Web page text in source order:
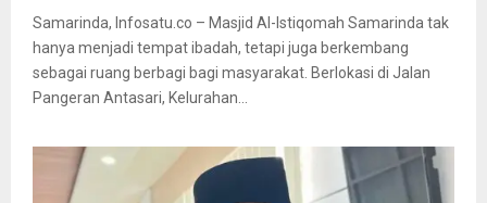
Samarinda, Infosatu.co – Masjid Al-Istiqomah Samarinda tak
hanya menjadi tempat ibadah, tetapi juga berkembang
sebagai ruang berbagi bagi masyarakat. Berlokasi di Jalan
Pangeran Antasari, Kelurahan...